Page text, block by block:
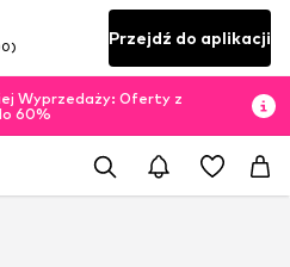
Przejdź do aplikacji
Wyprzedaży: Oferty z
60%